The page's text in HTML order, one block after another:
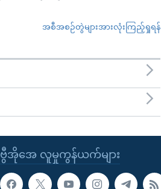
အစီအစဉ်တွဲများအားလုံးကြည့်ရှုရန်
ဗွီအိုအေ လူမှုကွန်ယက်များ